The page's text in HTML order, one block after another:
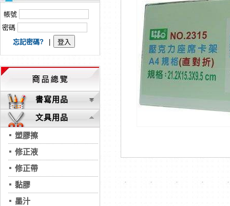
本網站免費註冊，所標示的商品單價皆為“未稅價格”；本公司保有是否接單出
帳號
密碼
忘記密碼?
書寫用品
文具用品
塑膠擦
修正液
修正帶
黏膠
墨汁